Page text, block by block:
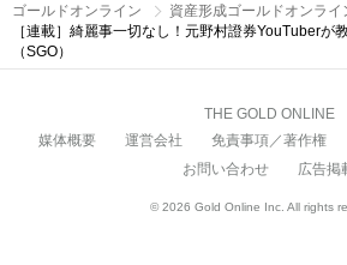
ゴールドオンライン 資産形成ゴールドオンライ
［連載］綺麗事一切なし！元野村證券YouTuberが
（SGO）
THE GOLD ONLINE
媒体概要
運営会社 免責事項／著作権
お問い合わせ
広告掲
© 2026 Gold Online Inc. All rights